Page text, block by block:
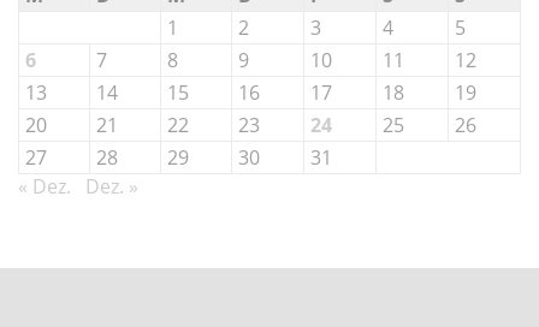
1
2 3 4
5
6
7 8 9 10 11
12
13
14 15 16 17 18
19
20
21 22 23 24 25
26
27
28 29 30
31
« Dez.
Dez. »